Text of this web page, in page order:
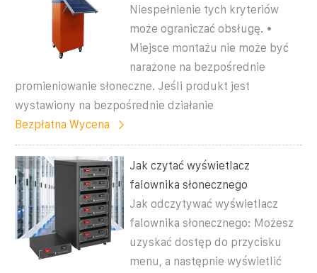
Niespełnienie tych kryteriów
może ograniczać obsługę. •
Miejsce montażu nie może być
narażone na bezpośrednie
promieniowanie słoneczne. Jeśli produkt jest
wystawiony na bezpośrednie działanie
Bezpłatna Wycena
Jak czytać wyświetlacz
falownika słonecznego
Jak odczytywać wyświetlacz
falownika słonecznego: Możesz
uzyskać dostęp do przycisku
menu, a następnie wyświetlić